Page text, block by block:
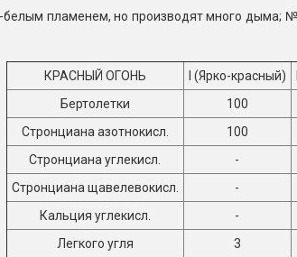
пламенем, но производят много дыма;
КРАСНЫЙ ОГОНЬ I (Ярко-красный)
Бертолетки
100
Стронциана азотнокисл.
100
Стронциана углекисл.
-
Стронциана щавелевокисл.
-
Кальция углекисл.
-
Легкого угля
3